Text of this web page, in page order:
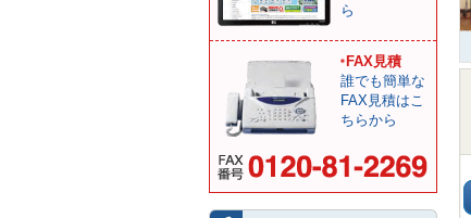
ら
FAX見積
誰でも簡単な
FAX見積はこ
ちらから